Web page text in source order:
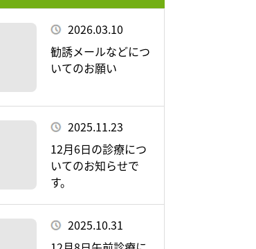
2026.03.10
勧誘メールなどにつ
いてのお願い
2025.11.23
12月6日の診療につ
いてのお知らせで
す。
2025.10.31